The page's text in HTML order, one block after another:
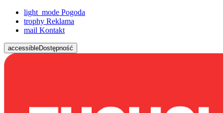
light_mode Pogoda
trophy Reklama
mail Kontakt
accessibleDostępność